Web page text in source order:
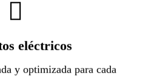
eléctricos
y optimizada para cada
eléctrico y olvídate de